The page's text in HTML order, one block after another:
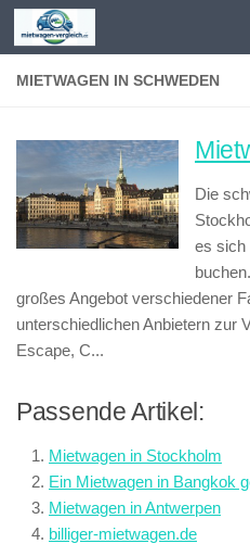
Zum Inhalt springen
MIETWAGEN IN SCHWEDEN
Die
es sich
großes Angebot verschiedener
unterschiedlichen Anbietern zur
Escape, C...
Passende Artikel:
Mietwagen in Stockholm
Ein Mietwagen in Bangkok
Mietwagen in Antwerpen
billiger-mietwagen.de